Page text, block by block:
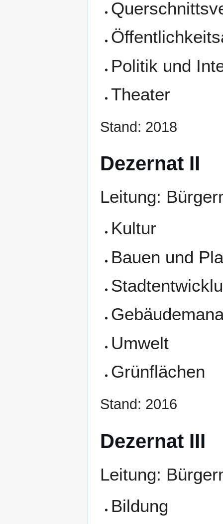
Politik und
Theater
Stand: 2018
Dezernat II
Leitung:
Kultur
Bauen und
Umwelt
Grünflächen
Stand: 2016
Dezernat III
Leitung:
Bildung